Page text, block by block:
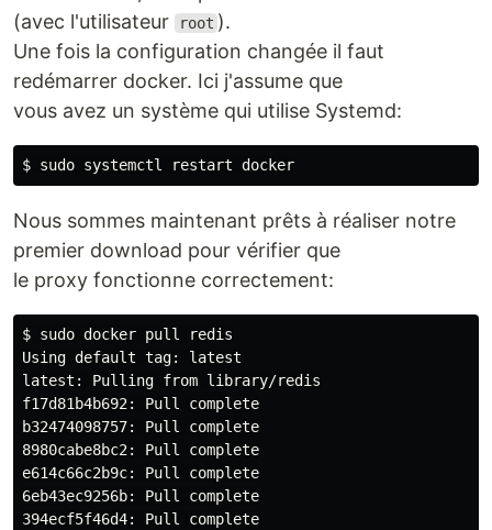
(avec l'utilisateur
root ).
Une fois la configuration changée il faut
redémarrer docker. Ici j'assume que
vous avez un système qui utilise Systemd:
Nous sommes maintenant prêts à réaliser notre
premier download pour vérifier que
le proxy fonctionne correctement:
$ sudo docker pull redis
Using default tag: latest
latest: Pulling from library/redis
f17d81b4b692: Pull complete
b32474098757: Pull complete
8980cabe8bc2: Pull complete
e614c66c2b9c: Pull complete
6eb43ec9256b: Pull complete
394ecf5f46d4: Pull complete